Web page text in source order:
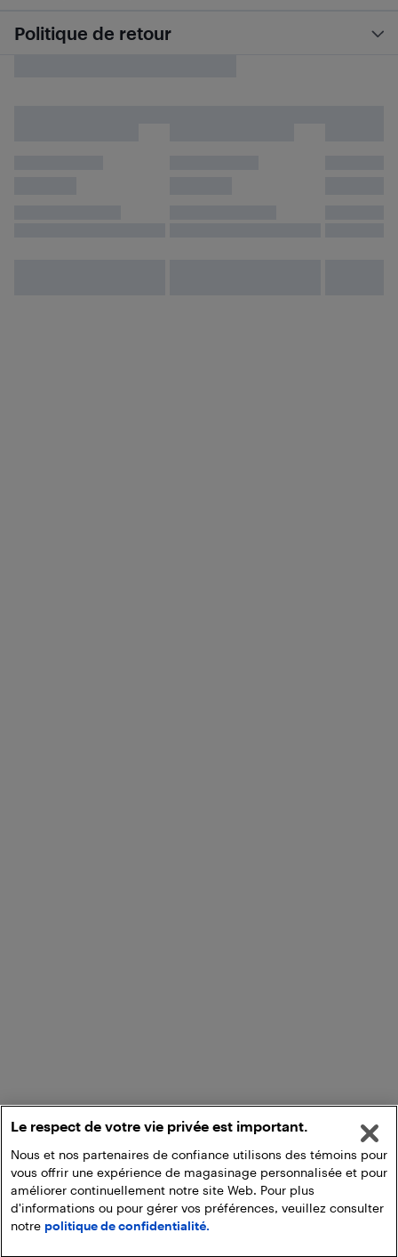
Politique de retour
Ajouter au panier
Le respect de votre vie privée est important.
Nous et nos partenaires de confiance utilisons des témoins pour
vous offrir une expérience de magasinage personnalisée et pour
améliorer continuellement notre site Web. Pour plus
d'informations ou pour gérer vos préférences, veuillez consulter
notre politique de confidentialité.